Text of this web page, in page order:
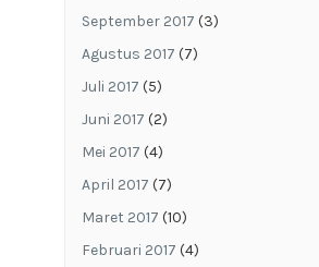
September 2017 (3)
Agustus 2017 (7)
Juli 2017 (5)
Juni 2017 (2)
Mei 2017 (4)
April 2017 (7)
Maret 2017 (10)
Februari 2017 (4)